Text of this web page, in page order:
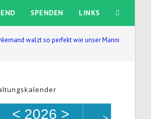
SPENDEN LINKS WEBSITE-
SUCHE
walzt so perfekt wie unser Manni
< 2026 >